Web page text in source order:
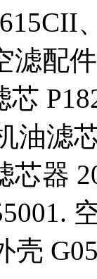
滤配
芯
油滤
芯器
壳